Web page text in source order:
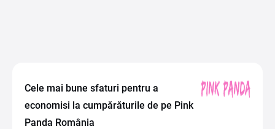
Cele mai bune sfaturi pentru a
economisi la cumpărăturile de pe Pink
Panda România